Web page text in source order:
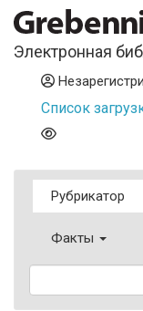
Электронная
Список
Рубрикатор
Факты